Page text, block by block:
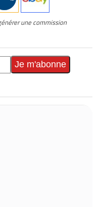
une commission